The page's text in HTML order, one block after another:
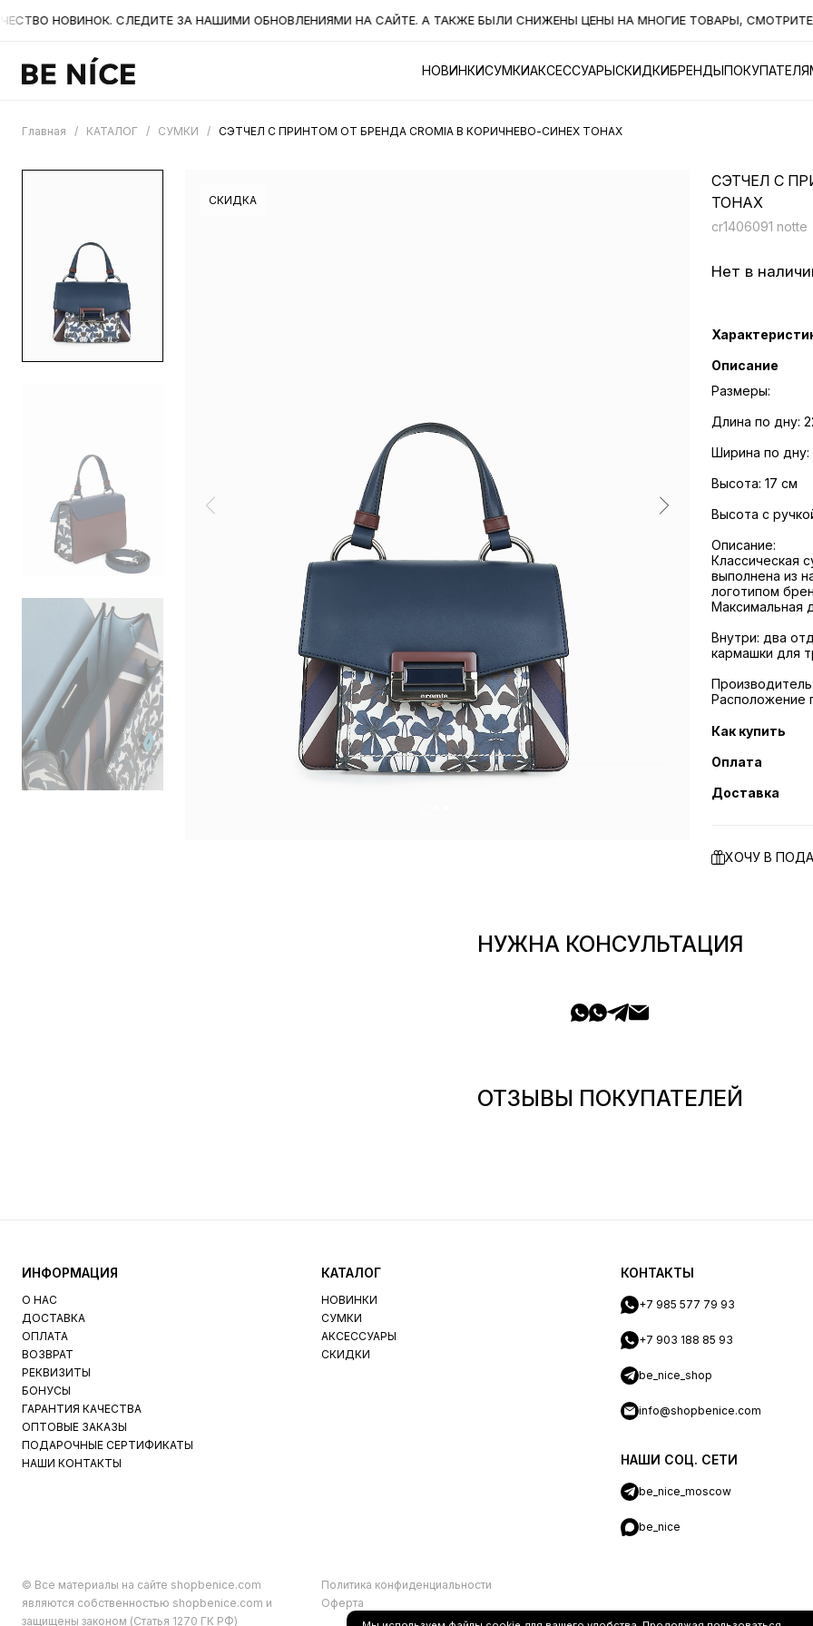
НОВИНОК. СЛЕДИТЕ ЗА НАШИМИ ОБНОВЛЕНИЯМИ НА САЙТЕ. А ТАКЖЕ БЫЛИ СНИЖЕНЫ ЦЕНЫ НА МНОГИЕ ТОВАРЫ, СМОТРИТЕ
НОВИНКИСУМКИАКСЕССУАРЫСКИДКИБРЕНДЫ
Главная / КАТАЛОГ / СУМКИ / СЭТЧЕЛ С ПРИНТОМ ОТ БРЕНДА CROMIA В КОРИЧНЕВО-СИНЕХ ТОНАХ
СКИДКА
СЭТЧЕЛ С
ТОНАХ
cr1406091 notte
Нет в
Описание
Размеры:
Длина по дну:
Ширина по дну:
Высота: 17 см
Высота с
Описание:
Классическая
выполнена из
логотипом
Максимальная
Внутри: два
кармашки для
Расположение
Как купить
Оплата
Доставка
ХОЧУ В
НУЖНА КОНСУЛЬТАЦИЯ
ОТЗЫВЫ ПОКУПАТЕЛЕЙ
ИНФОРМАЦИЯ
О НАС
ДОСТАВКА
ОПЛАТА
ВОЗВРАТ
РЕКВИЗИТЫ
БОНУСЫ
ГАРАНТИЯ КАЧЕСТВА
ОПТОВЫЕ ЗАКАЗЫ
ПОДАРОЧНЫЕ СЕРТИФИКАТЫ
НАШИ КОНТАКТЫ
КАТАЛОГ
НОВИНКИ
СУМКИ
АКСЕССУАРЫ
СКИДКИ
КОНТАКТЫ
+7 985 577 79 93
+7 903 188 85 93
be_nice_shop
info@shopbenice.com
НАШИ СОЦ. СЕТИ
be_nice_moscow
be_nice
© Все материалы на сайте shopbenice.com
являются собственностью shopbenice.com и
защищены законом (Статья 1270 ГК РФ)
Политика конфиденциальности
Оферта